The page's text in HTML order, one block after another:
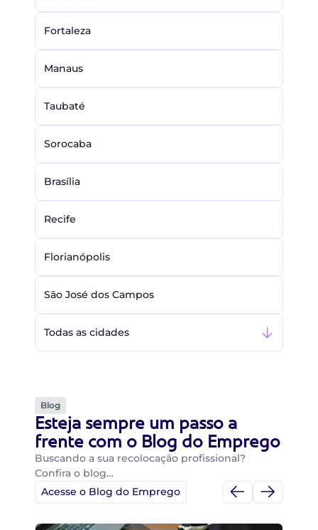
Fortaleza
Manaus
Taubaté
Sorocaba
Brasília
Recife
Florianópolis
São José dos Campos
Todas as cidades
Blog
Esteja sempre um passo a
frente com o Blog do Emprego
Buscando a sua recolocação profissional?
Confira o blog…
Acesse o Blog do Emprego